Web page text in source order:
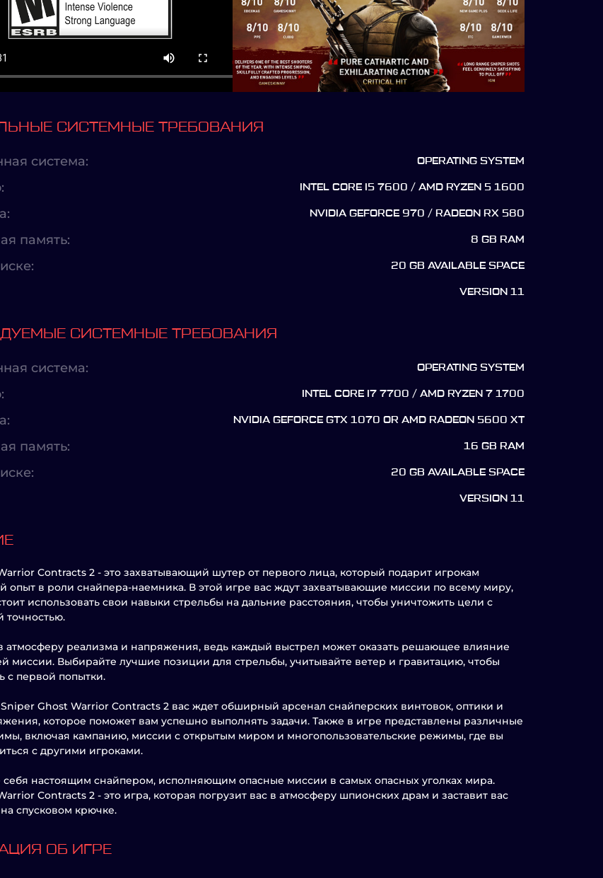
СИСТЕМНЫЕ ТРЕБОВАНИЯ
система: OPERATING SYSTEM
INTEL CORE I5 7600 / AMD RYZEN 5 1600
NVIDIA GEFORCE 970 / RADEON RX 580
память: 8 GB RAM
20 GB AVAILABLE SPACE
VERSION 11
СИСТЕМНЫЕ ТРЕБОВАНИЯ
система: OPERATING SYSTEM
INTEL CORE I7 7700 / AMD RYZEN 7 1700
NVIDIA GEFORCE GTX 1070 OR AMD RADEON 5600 XT
память: 16 GB RAM
20 GB AVAILABLE SPACE
VERSION 11
Contracts 2 - это захватывающий шутер от первого лица, который подарит игрокам
опыт в роли снайпера-наемника. В этой игре вас ждут захватывающие миссии по всему миру,
использовать свои навыки стрельбы на дальние расстояния, чтобы уничтожить цели с
точностью.
атмосферу реализма и напряжения, ведь каждый выстрел может оказать решающее влияние
миссии. Выбирайте лучшие позиции для стрельбы, учитывайте ветер и гравитацию, чтобы
с первой попытки.
Ghost Warrior Contracts 2 вас ждет обширный арсенал снайперских винтовок, оптики и
которое поможет вам успешно выполнять задачи. Также в игре представлены различные
включая кампанию, миссии с открытым миром и многопользовательские режимы, где вы
с другими игроками.
себя настоящим снайпером, исполняющим опасные миссии в самых опасных уголках мира.
Contracts 2 - это игра, которая погрузит вас в атмосферу шпионских драм и заставит вас
спусковом крючке.
ОБ ИГРЕ